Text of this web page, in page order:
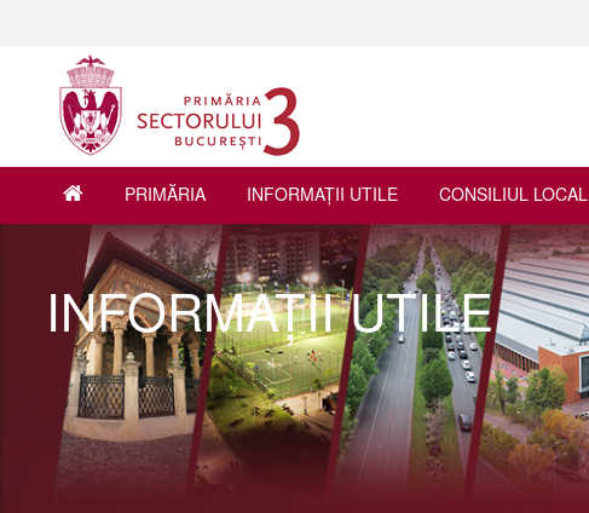
PRIMĂRIA INFORMAŢII UTILE CONSILIUL LOCAL
INFORMAŢII UTILE